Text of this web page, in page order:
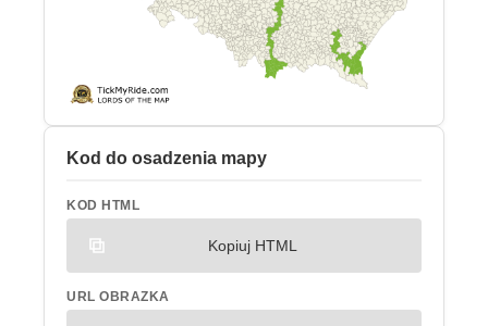
Kod do osadzenia mapy
KOD HTML
Kopiuj HTML
URL OBRAZKA